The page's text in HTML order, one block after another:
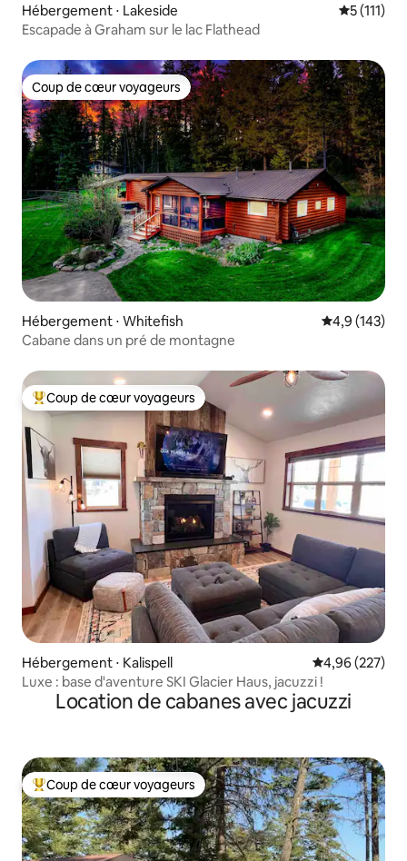
Hébergement ⋅ Lakeside Évaluation
5 (111)
Escapade à Graham sur le lac Flathead
Coup de cœur voyageurs
Coup de cœur voyageurs
Hébergement ⋅ Whitefish Évaluation
4,9 (143)
Cabane dans un pré de montagne
Coups de cœur voyageurs les plus appréciés
Coup de cœur voyageurs
Hébergement ⋅ Kalispell Évaluation
4,96 (227)
Luxe : base d'aventure SKI Glacier Haus, jacuzzi !
Location de cabanes avec jacuzzi
Coups de cœur voyageurs les plus appréciés
Coup de cœur voyageurs